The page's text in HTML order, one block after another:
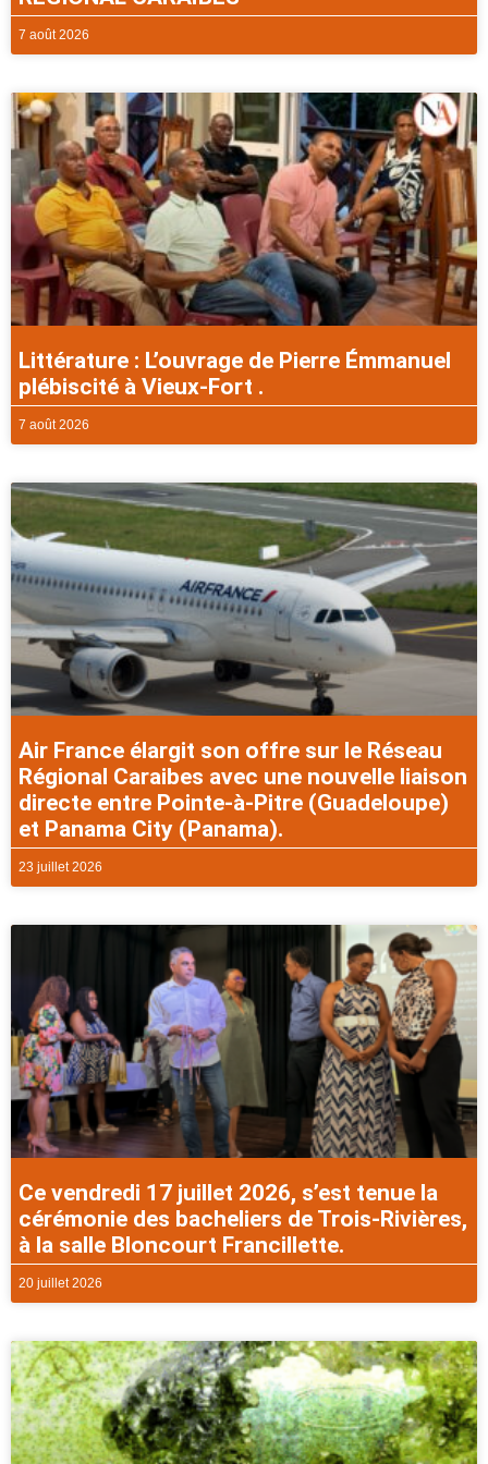
7 août 2026
Littérature : L’ouvrage de Pierre Émmanuel
plébiscité à Vieux-Fort .
7 août 2026
Air France élargit son offre sur le Réseau
Régional Caraibes avec une nouvelle liaison
directe entre Pointe-à-Pitre (Guadeloupe)
et Panama City (Panama).
23 juillet 2026
Ce vendredi 17 juillet 2026, s’est tenue la
cérémonie des bacheliers de Trois-Rivières,
à la salle Bloncourt Francillette.
20 juillet 2026